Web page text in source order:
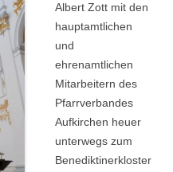
Albert Zott mit den
hauptamtlichen
und
ehrenamtlichen
Mitarbeitern des
Pfarrverbandes
Aufkirchen heuer
unterwegs zum
Benediktinerkloster